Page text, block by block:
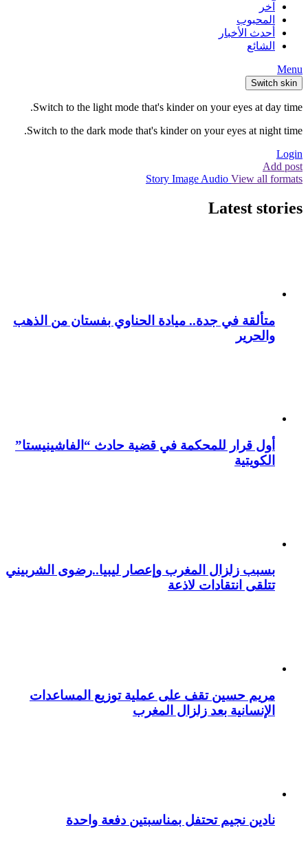
آخر
المحبوب
أحدث الأخبار
الشائع
Menu
Switch skin
Switch to the light mode that's kinder on your eyes at day time.
Switch to the dark mode that's kinder on your eyes at night time.
Login
Add post
Story Image Audio View all formats
Latest stories
متألقة في جدة.. ميادة الحناوي بفستان من الذهب
والحرير
أول قرار للمحكمة في قضية حادث “الفاشينيستا”
الكويتية
بسبب زلزال المغرب وإعصار ليبيا..رضوى الشربيني
تتلقى انتقادات لاذعة
مريم حسين تقف على عملية توزيع المساعدات
الإنسانية بعد زلزال المغرب
نادين نجيم تحتفل بمناسبتين دفعة واحدة